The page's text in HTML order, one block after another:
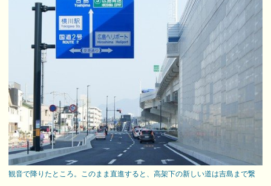
観音で降りたところ。このまま直進すると、高架下の新しい道は吉島まで繋